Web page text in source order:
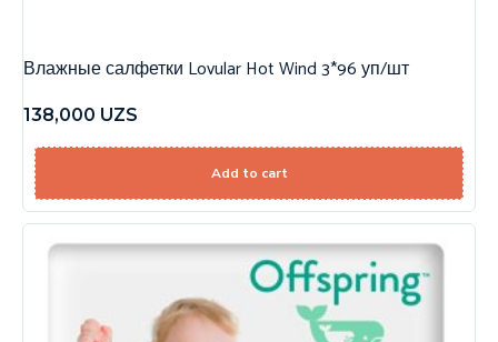
Влажные салфетки Lovular Hot Wind 3*96 уп/шт
138,000 UZS
Add to cart